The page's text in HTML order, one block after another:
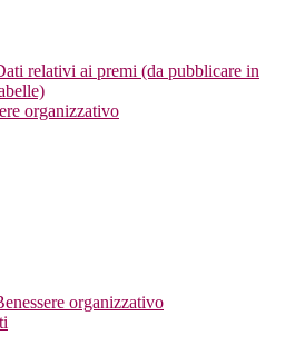
relativi ai premi (da pubblicare in
organizzativo
organizzativo